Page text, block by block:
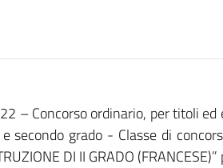
– Concorso ordinario, per titoli
secondo grado - Classe di
DI II GRADO